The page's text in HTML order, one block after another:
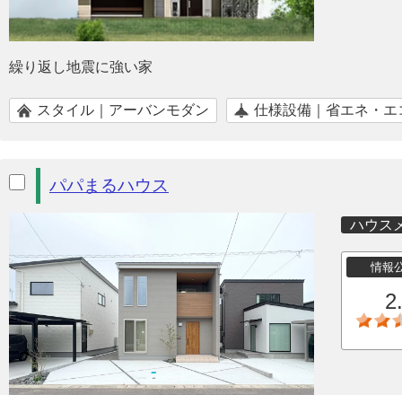
繰り返し地震に強い家
スタイル｜アーバンモダン 仕様設備｜省エネ・エ
パパまるハウス
ハウス
情報